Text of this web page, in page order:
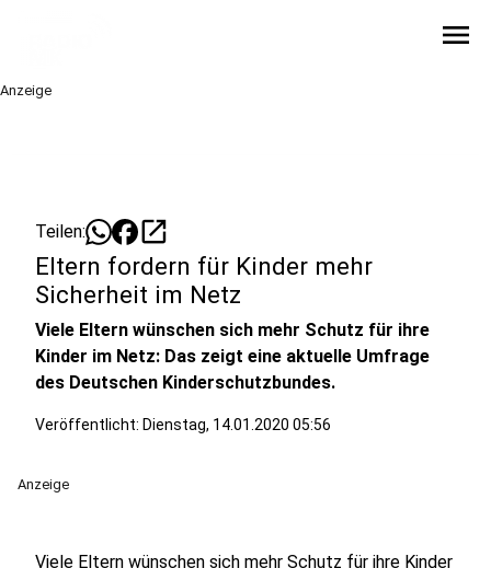
menu
Anzeige
Teilen: open_in_new
Eltern fordern für Kinder mehr
Sicherheit im Netz
Viele Eltern wünschen sich mehr Schutz für ihre
Kinder im Netz: Das zeigt eine aktuelle Umfrage
des Deutschen Kinderschutzbundes.
Veröffentlicht: Dienstag, 14.01.2020 05:56
Anzeige
Viele Eltern wünschen sich mehr Schutz für ihre Kinder